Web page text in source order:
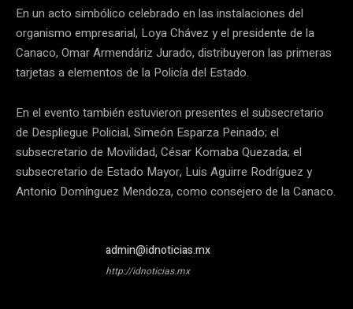
En un acto simbólico celebrado en las instalaciones del
organismo empresarial, Loya Chávez y el presidente de la
Canaco, Omar Armendáriz Jurado, distribuyeron las primeras
tarjetas a elementos de la Policía del Estado.
En el evento también estuvieron presentes el subsecretario
de Despliegue Policial, Simeón Esparza Peinado; el
subsecretario de Movilidad, César Komaba Quezada; el
subsecretario de Estado Mayor, Luis Aguirre Rodríguez y
Antonio Domínguez Mendoza, como consejero de la Canaco.
admin@idnoticias.mx
http://idnoticias.mx